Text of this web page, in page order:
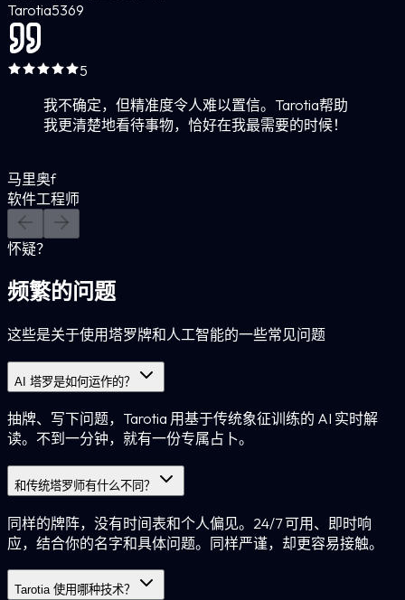
Tarotia5369
5
我不确定，但精准度令人难以置信。Tarotia帮助
我更清楚地看待事物，恰好在我最需要的时候！
马里奥f
软件工程师
怀疑？
频繁的问题
这些是关于使用塔罗牌和人工智能的一些常见问题
AI 塔罗是如何运作的？
抽牌、写下问题，Tarotia 用基于传统象征训练的 AI 实时解
读。不到一分钟，就有一份专属占卜。
和传统塔罗师有什么不同？
同样的牌阵，没有时间表和个人偏见。24/7 可用、即时响
应，结合你的名字和具体问题。同样严谨，却更容易接触。
Tarotia 使用哪种技术？